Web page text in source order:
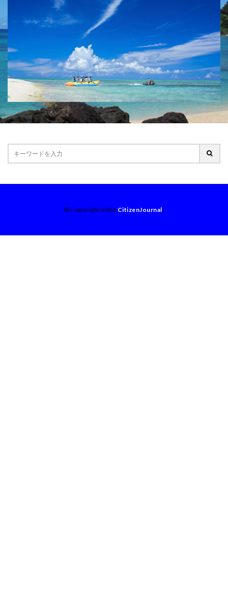
© Copyright 2026 CitizenJournal.